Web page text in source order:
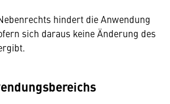
hindert die Anwendung
sich daraus keine Änderung des